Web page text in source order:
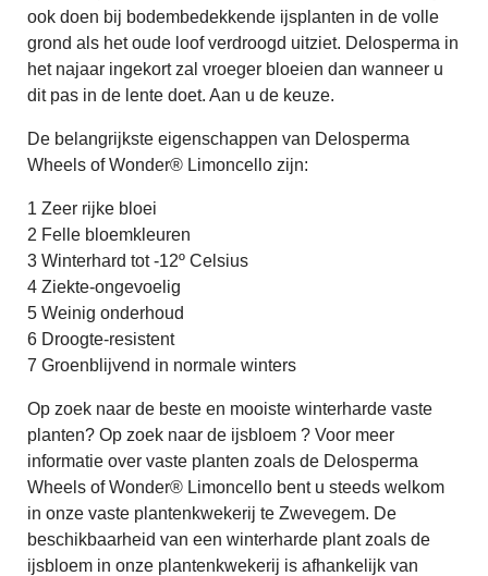
ook doen bij bodembedekkende ijsplanten in de volle
grond als het oude loof verdroogd uitziet. Delosperma in
het najaar ingekort zal vroeger bloeien dan wanneer u
dit pas in de lente doet. Aan u de keuze.
De belangrijkste eigenschappen van Delosperma
Wheels of Wonder® Limoncello zijn:
1 Zeer rijke bloei
2 Felle bloemkleuren
3 Winterhard tot -12º Celsius
4 Ziekte-ongevoelig
5 Weinig onderhoud
6 Droogte-resistent
7 Groenblijvend in normale winters
Op zoek naar de beste en mooiste winterharde vaste
planten? Op zoek naar de ijsbloem ? Voor meer
informatie over vaste planten zoals de Delosperma
Wheels of Wonder® Limoncello bent u steeds welkom
in onze vaste plantenkwekerij te Zwevegem. De
beschikbaarheid van een winterharde plant zoals de
ijsbloem in onze plantenkwekerij is afhankelijk van